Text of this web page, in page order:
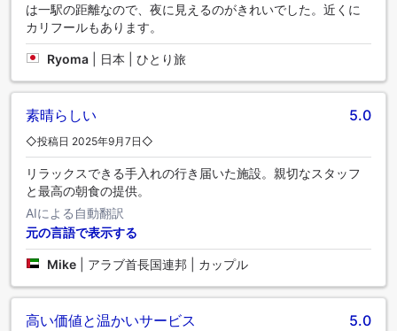
は一駅の距離なので、夜に見えるのがきれいでした。近くに
カリフールもあります。
Ryoma 日本 | ひとり旅
素晴らしい 5.0
◇投稿日 2025年9月7日◇
リラックスできる手入れの行き届いた施設。親切なスタッフ
と最高の朝食の提供。
AIによる自動翻訳
元の言語で表示する
Mike アラブ首長国連邦 | カップル
高い価値と温かいサービス 5.0